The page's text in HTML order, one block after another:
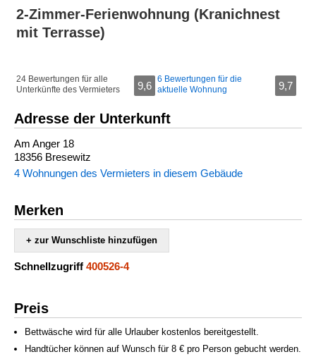
2-Zimmer-Ferienwohnung (Kranichnest
mit Terrasse)
24 Bewertungen für alle
Unterkünfte des Vermieters
9,6
6 Bewertungen für die
aktuelle Wohnung
9,7
Adresse der Unterkunft
Am Anger 18
18356 Bresewitz
4 Wohnungen des Vermieters in diesem Gebäude
Merken
+ zur Wunschliste hinzufügen
Schnellzugriff 400526-4
Preis
Bettwäsche wird für alle Urlauber kostenlos bereitgestellt.
Handtücher können auf Wunsch für 8 € pro Person gebucht werden.